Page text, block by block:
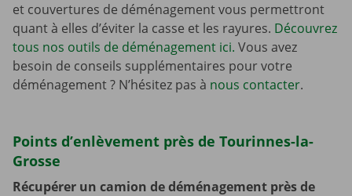
et couvertures de déménagement vous permettront
quant à elles d’éviter la casse et les rayures. Découvrez
tous nos outils de déménagement ici. Vous avez
besoin de conseils supplémentaires pour votre
déménagement ? N’hésitez pas à nous contacter.
Points d’enlèvement près de Tourinnes-la-
Grosse
Récupérer un camion de déménagement près de